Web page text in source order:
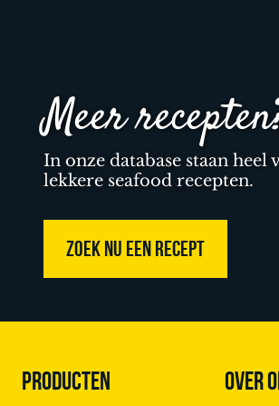
Meer
In onze database staan heel
lekkere seafood recepten.
ZOEK NU EEN RECEPT
PRODUCTEN OVER